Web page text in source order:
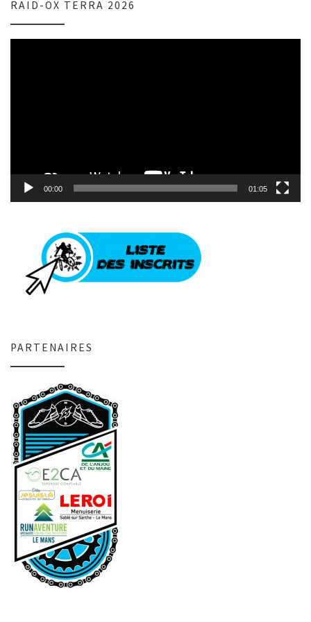
RAID-OX TERRA 2026
00:00 01:05
PARTENAIRES